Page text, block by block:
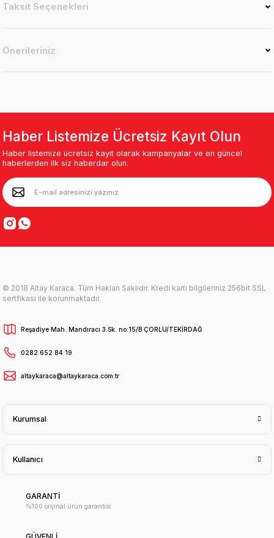
Taksit Seçenekleri
Önerileriniz
Haber Listemize Ücretsiz Kayıt Olun
Haber listemize ücretsiz kayıt olarak kampanyalar ve en güncel
haberlerden ilk siz haberdar olun.
© 2018 Altay Karaca. Tüm Hakları Saklıdır. Kredi kartı bilgileriniz 256bit SSL
sertfikası ile korunmaktadır.
Reşadiye Mah. Mandıracı 3.Sk. no:15/B ÇORLU/TEKİRDAĞ
0282 652 84 19
altaykaraca@altaykaraca.com.tr
Kurumsal
Kullanıcı
GARANTİ
%100 orijinal ürün garantisi